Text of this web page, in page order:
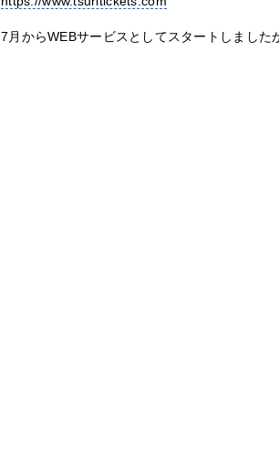
7月からWEBサービスとしてスタートしまし